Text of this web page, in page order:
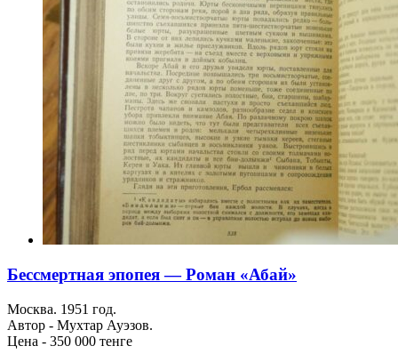
Бессмертная эпопея — Роман «Абай»
Москва. 1951 год.
Автор - Мухтар Ауэзов.
Цена - 350 000 тенге